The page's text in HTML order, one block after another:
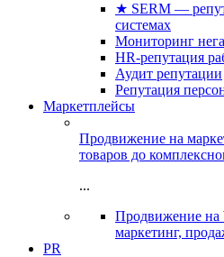
★ SERM —
системах
Мониторинг
HR-репутация
Аудит репутации
Репутация
Маркетплейсы
Продвижение на
товаров до
...
Продвижение на
маркетинг,
PR